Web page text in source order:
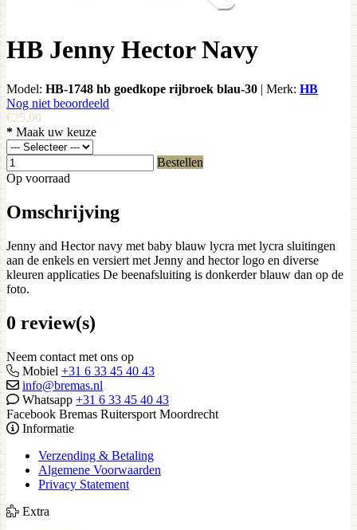
HB Jenny Hector Navy
Model: HB-1748 hb goedkope rijbroek blau-30 | Merk: HB
Nog niet beoordeeld
€25,00
* Maak uw keuze
Bestellen
Op voorraad
Omschrijving
Jenny and Hector navy met baby blauw lycra met lycra sluitingen
aan de enkels en versiert met Jenny and hector logo en diverse
kleuren applicaties De beenafsluiting is donkerder blauw dan op de
foto.
0 review(s)
Neem contact met ons op
Mobiel +31 6 33 45 40 43
info@bremas.nl
Whatsapp +31 6 33 45 40 43
Facebook Bremas Ruitersport Moordrecht
Informatie
Verzending & Betaling
Algemene Voorwaarden
Privacy Statement
Extra